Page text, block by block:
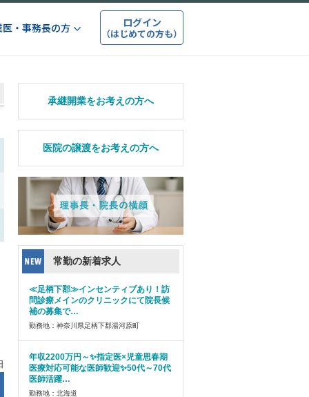
医・事務長の方 ログイン
（はじめての方も）
承継開業をお考えの方へ
医院の譲渡をお考えの方へ
常勤の新着求人
≪足柄下郡≫インセンティブあり！訪
問診療メインのクリニックにて院長候
補の募集で…
勤務地：神奈川県足柄下郡湯河原町
年収2200万円～✨指定医×児童思春期
医療対応可能な医師歓迎✨50代～70代
医師活躍…
勤務地：北海道